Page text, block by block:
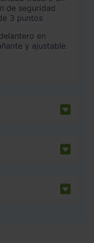
de seguridad
3 puntos
y ajustable